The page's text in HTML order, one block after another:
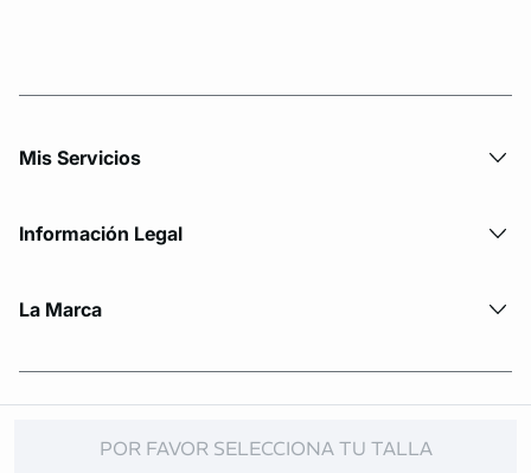
POR FAVOR SELECCIONA TU TALLA
Mis Servicios
Información Legal
La Marca